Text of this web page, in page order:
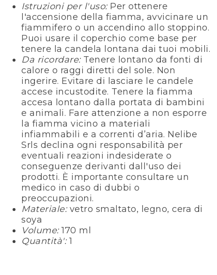
Istruzioni per l'uso:Per ottenere
l'accensione della fiamma, avvicinare un
fiammifero o un accendino allo stoppino.
Puoi usare il coperchio come base per
tenere la candela lontana dai tuoi mobili.
Da ricordare:Tenere lontano da fonti di
calore o raggi diretti del sole. Non
ingerire. Evitare di lasciare le candele
accese incustodite. Tenere la fiamma
accesa lontano dalla portata di bambini
e animali. Fare attenzione a non esporre
la fiamma vicino a materiali
infiammabili e a correnti d’aria. Nelibe
Srls declina ogni responsabilità per
eventuali reazioni indesiderate o
conseguenze derivanti dall'uso dei
prodotti. È importante consultare un
medico in caso di dubbi o
preoccupazioni.
Materiale:vetro smaltato, legno, cera di
soya
Volume:170 ml
Quantità':1